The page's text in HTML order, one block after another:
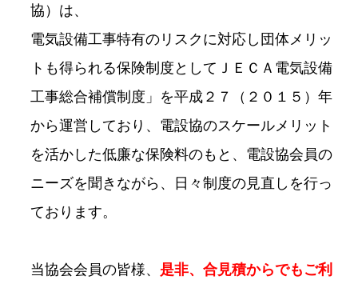
協）は、
電気設備工事特有のリスクに対応し団体メリッ
トも得られる保険制度としてＪＥＣＡ電気設備
工事総合補償制度」を平成２７（２０１５）年
から運営しており、電設協のスケールメリット
を活かした低廉な保険料のもと、電設協会員の
ニーズを聞きながら、日々制度の見直しを行っ
ております。
当協会会員の皆様、 是非、合見積からでもご利